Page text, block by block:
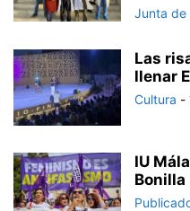
Junta de
Las
llenar
Cultura -
IU
Bonilla